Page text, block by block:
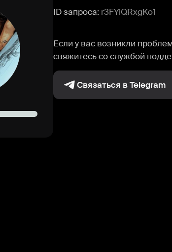
ID запроса: r3FYiQRxgKo1
Если у вас возникли
свяжитесь со службой
Связаться в Telegram